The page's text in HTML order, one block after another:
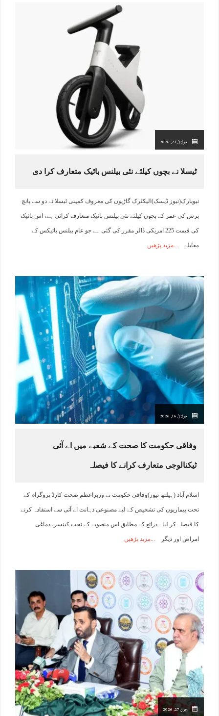
جولائ 21, 2026
ٹیسلا نے بچوں کیلئے نئی بیلنس بائیک متعارف کرا دی
نیویارک(نیوز ڈیسک)الیکٹرک گاڑیوں کی معروف کمپنی ٹیسلا نے دو سے پانچ
برس کی عمر کے بچوں کیلئے نئی بیلنس بائیک متعارف کرائی ہے، اس بائیک
کی قیمت 225 امریکی ڈالر مقرر کی گئی ہے جو عام بیلنس بائیکس کے
مقابلے مزید پڑھیں
جولائ 16, 2026
وفاقی حکومت کا صحت کے شعبے میں اے آئی
ٹیکنالوجی متعارف کرانے کا فیصلہ
اسلام آباد (ہیلتھ نیوز)وفاقی حکومت نے وزیراعظم صحت کارڈ پروگرام کے
تحت بیماریوں کی تشخیص کے لیے مصنوعی ذہانت اے آئی سے استفادہ کرنے
کا فیصلہ کر لیا۔ ذرائع کے مطابق اس منصوبے کے تحت کینسر، دماغی
امراض اور دیگر مزید پڑھیں
جون 27, 2026